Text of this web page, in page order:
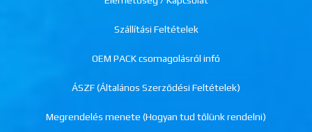
Szállítási Feltételek
OEM PACK csomagolásról infó
ÁSZF (Általános Szerződési Feltételek)
Megrendelés menete (Hogyan tud tőlünk rendelni)